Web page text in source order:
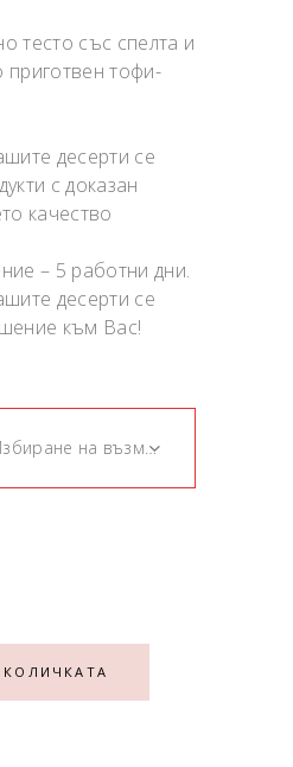
тесто със спелта и
приготвен тофи-
десерти се
с доказан
качество
– 5 работни дни.
десерти се
към Вас!
Избиране на възможност